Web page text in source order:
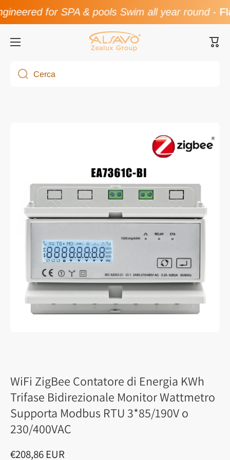
Vai direttamente ai contenuti
for SPA & pools Swim all year round-
Cerca
WiFi ZigBee Contatore di Energia KWh
Trifase Bidirezionale Monitor Wattmetro
Supporta Modbus RTU 3*85/190V o
230/400VAC
€208,86 EUR